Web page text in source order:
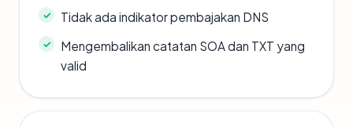
Tidak ada indikator pembajakan DNS
Mengembalikan catatan SOA dan TXT yang
valid